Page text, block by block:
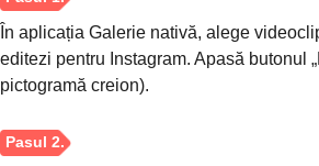
În aplicația Galerie nativă, alege
editezi pentru Instagram. Apasă butonul
pictogramă creion).